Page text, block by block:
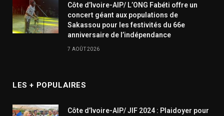
Côte d’Ivoire-AIP/ L’ONG Fabéti offre un
concert géant aux populations de
Sakassou pour les festivités du 66e
anniversaire de l’indépendance
7 AOÛT 2026
LES + POPULAIRES
Côte d’Ivoire-AIP/ JIF 2024 : Plaidoyer pour